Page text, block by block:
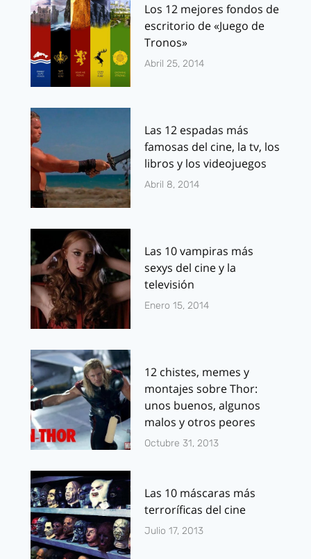
Los 12 mejores fondos de
escritorio de «Juego de
Tronos»
Abril 25, 2014
Las 12 espadas más
famosas del cine, la tv, los
libros y los videojuegos
Abril 8, 2014
Las 10 vampiras más
sexys del cine y la
televisión
Enero 15, 2014
12 chistes, memes y
montajes sobre Thor:
unos buenos, algunos
malos y otros peores
Octubre 31, 2013
Las 10 máscaras más
terroríficas del cine
Julio 17, 2013